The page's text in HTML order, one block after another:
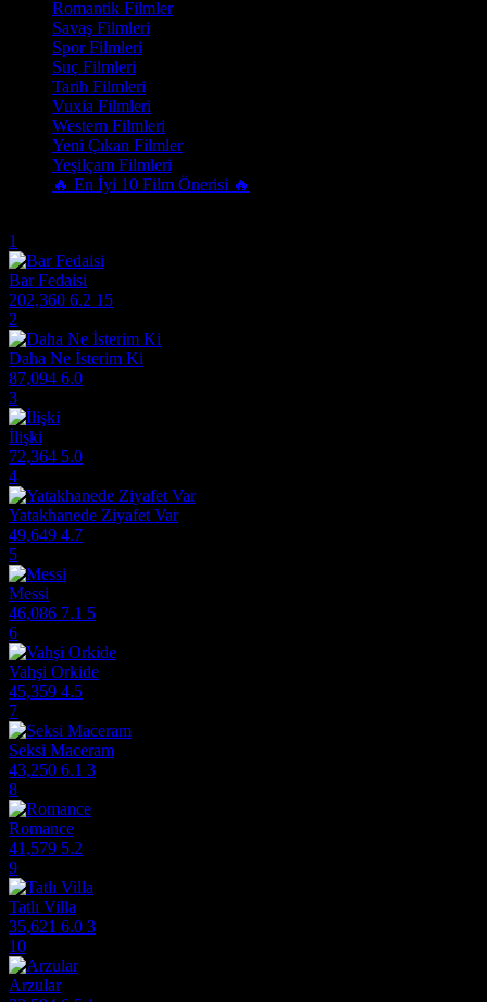
Romantik Filmler
Savaş Filmleri
Spor Filmleri
Suç Filmleri
Tarih Filmleri
Vuxia Filmleri
Western Filmleri
Yeni Çıkan Filmler
Yeşilçam Filmleri
🔥 En İyi 10 Film Önerisi 🔥
1
Bar Fedaisi
202,360 6.2 15
2
Daha Ne İsterim Ki
87,094 6.0
3
İlişki
72,364 5.0
4
Yatakhanede Ziyafet Var
49,649 4.7
5
Messi
46,086 7.1 5
6
Vahşi Orkide
45,359 4.5
7
Seksi Maceram
43,250 6.1 3
8
Romance
41,579 5.2
9
Tatlı Villa
35,621 6.0 3
10
Arzular